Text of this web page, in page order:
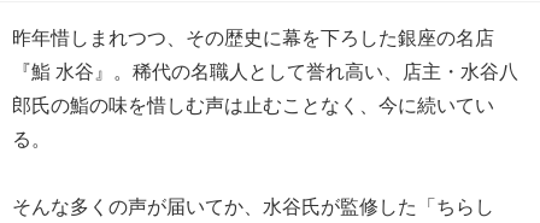
昨年惜しまれつつ、その歴史に幕を下ろした銀座の名店
『鮨 水谷』。稀代の名職人として誉れ高い、店主・水谷八
郎氏の鮨の味を惜しむ声は止むことなく、今に続いてい
る。
そんな多くの声が届いてか、水谷氏が監修した「ちらし